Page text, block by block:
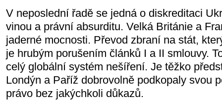
V neposlední řadě se jedná o diskreditaci
vinou a právní absurditu. Velká Británie a
jaderné mocnosti. Převod zbraní na stát,
je hrubým porušením článků I a II smlouvy.
celý globální systém nešíření. Je těžko
Londýn a Paříž dobrovolně podkopaly svou
právo bez jakýchkoli důkazů.